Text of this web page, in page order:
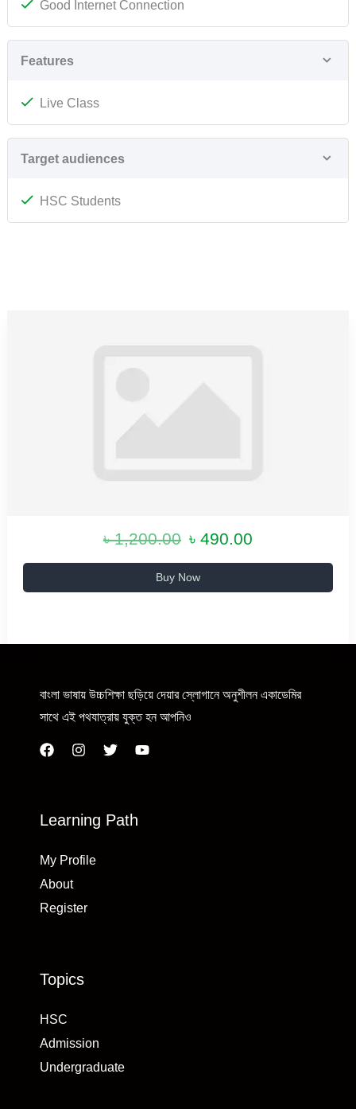
Good Internet Connection
Features
Live Class
Target audiences
HSC Students
৳ 1,200.00 ৳ 490.00
Buy Now
বাংলা ভাষায় উচ্চশিক্ষা ছড়িয়ে দেয়ার স্লোগানে অনুশীলন একাডেমির
সাথে এই পথযাত্রায় যুক্ত হন আপনিও
Learning Path
My Profile
About
Register
Topics
HSC
Admission
Undergraduate